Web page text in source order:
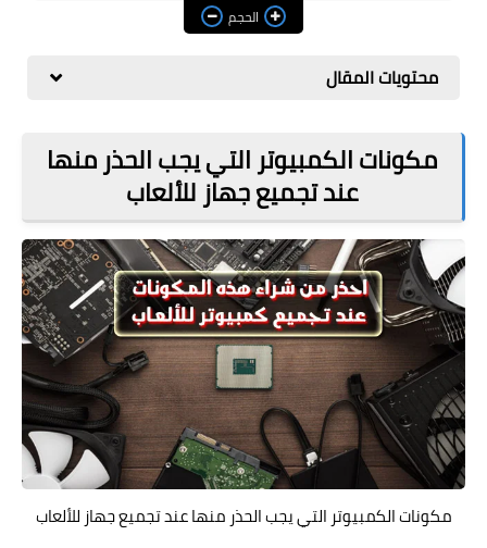
الربح من الانترنت
ذكاء اصطناعي
الحجم
محتويات المقال
مكونات الكمبيوتر التي يجب الحذر منها
عند تجميع جهاز للألعاب
مكونات الكمبيوتر التي يجب الحذر منها عند تجميع جهاز للألعاب